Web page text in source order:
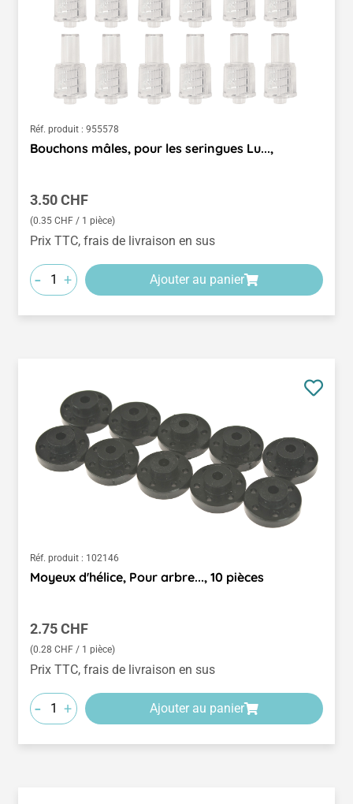
Réf. produit : 955578
Bouchons mâles, pour les seringues Lu...,
Prix régulier :
3.50 CHF
(0.35 CHF / 1 pièce)
Prix TTC, frais de livraison en sus
- + Ajouter au panier
Réf. produit : 102146
Moyeux d'hélice, Pour arbre..., 10 pièces
Prix régulier :
2.75 CHF
(0.28 CHF / 1 pièce)
Prix TTC, frais de livraison en sus
- + Ajouter au panier